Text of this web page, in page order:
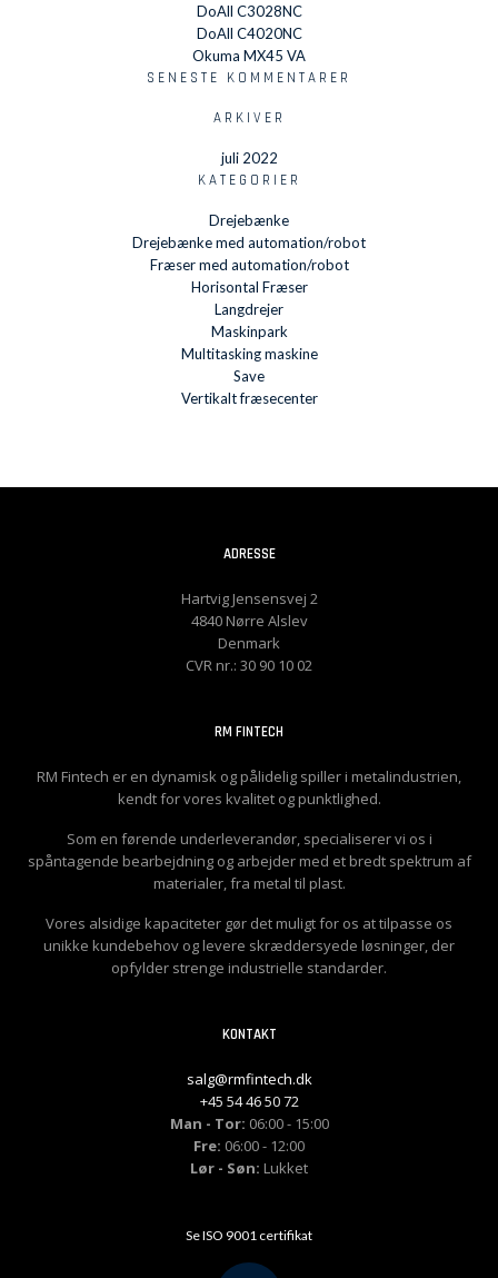
DoAll C3028NC
DoAll C4020NC
Okuma MX45 VA
SENESTE KOMMENTARER
ARKIVER
juli 2022
KATEGORIER
Drejebænke
Drejebænke med automation/robot
Fræser med automation/robot
Horisontal Fræser
Langdrejer
Maskinpark
Multitasking maskine
Save
Vertikalt fræsecenter
ADRESSE
Hartvig Jensensvej 2
4840 Nørre Alslev
Denmark
CVR nr.: 30 90 10 02
RM FINTECH
RM Fintech er en dynamisk og pålidelig spiller i metalindustrien,
kendt for vores kvalitet og punktlighed.
Som en førende underleverandør, specialiserer vi os i
spåntagende bearbejdning og arbejder med et bredt spektrum af
materialer, fra metal til plast.
Vores alsidige kapaciteter gør det muligt for os at tilpasse os
unikke kundebehov og levere skræddersyede løsninger, der
opfylder strenge industrielle standarder.
KONTAKT
salg@rmfintech.dk
+45 54 46 50 72
Man - Tor: 06:00 - 15:00
Fre: 06:00 - 12:00
Lør - Søn: Lukket
Se ISO 9001 certifikat